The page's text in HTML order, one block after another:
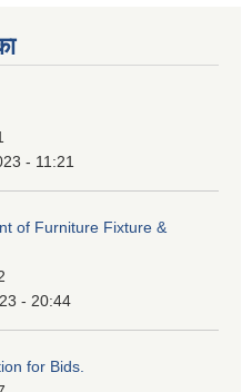
- 11:21
of Furniture Fixture &
- 20:44
for Bids.